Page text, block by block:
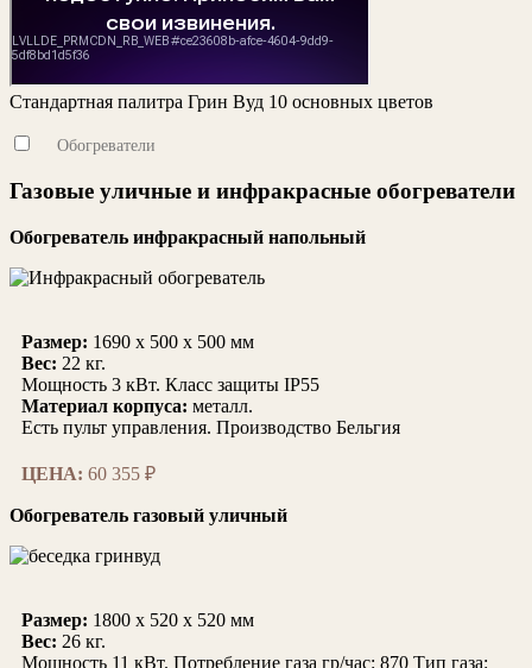
Стандартная палитра Грин Вуд 10 основных цветов
Обогреватели
Газовые уличные и инфракрасные обогреватели
Обогреватель инфракрасный напольный
Размер: 1690 x 500 x 500 мм
Вес: 22 кг.
Мощность 3 кВт. Класс защиты IP55
Материал корпуса: металл.
Есть пульт управления. Производство Бельгия
ЦЕНА: 60 355 ₽
Обогреватель газовый уличный
Размер: 1800 x 520 x 520 мм
Вес: 26 кг.
Мощность 11 кВт. Потребление газа гр/час: 870 Тип газа: